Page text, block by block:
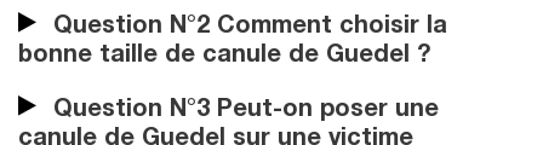
Question N°2 Comment choisir la
bonne taille de canule de Guedel ?
Question N°3 Peut-on poser une